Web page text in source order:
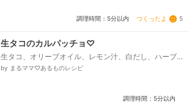
調理時間：5分以内 つくったよ 5
生タコのカルパッチョ♡
生タコ、オリーブオイル、レモン汁、白だし、ハーブ
ソルト、大根、青じそ
by まるママ♡あるものレシピ
調理時間：5分以内